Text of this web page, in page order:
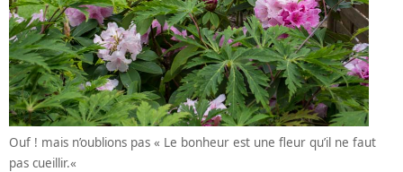
Ouf ! mais n’oublions pas « Le bonheur est une fleur qu’il ne faut
pas cueillir.«